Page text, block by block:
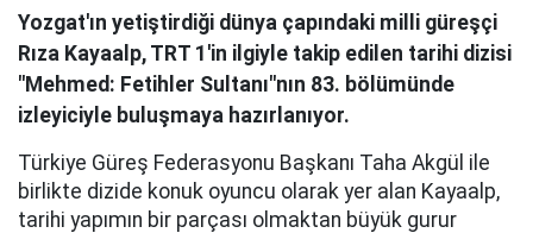
Yozgat'ın yetiştirdiği dünya çapındaki milli güreşçi
Rıza Kayaalp, TRT 1'in ilgiyle takip edilen tarihi dizisi
"Mehmed: Fetihler Sultanı"nın 83. bölümünde
izleyiciyle buluşmaya hazırlanıyor.
Türkiye Güreş Federasyonu Başkanı Taha Akgül ile
birlikte dizide konuk oyuncu olarak yer alan Kayaalp,
tarihi yapımın bir parçası olmaktan büyük gurur